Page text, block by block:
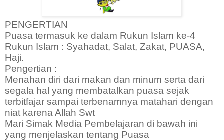
PENGERTIAN
Puasa termasuk ke dalam Rukun Islam ke-4
Rukun Islam : Syahadat, Salat, Zakat, PUASA,
Haji.
Pengertian :
Menahan diri dari makan dan minum serta dari
segala hal yang membatalkan puasa sejak
terbitfajar sampai terbenamnya matahari dengan
niat karena Allah Swt
Mari Simak Media Pembelajaran di bawah ini
yang menjelaskan tentang Puasa